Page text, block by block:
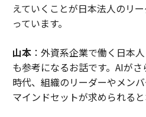
えていくことが日本法人のリ
っています。
山本：外資系企業で働く日本
も参考になるお話です。AIが
時代、組織のリーダーやメン
マインドセットが求められると